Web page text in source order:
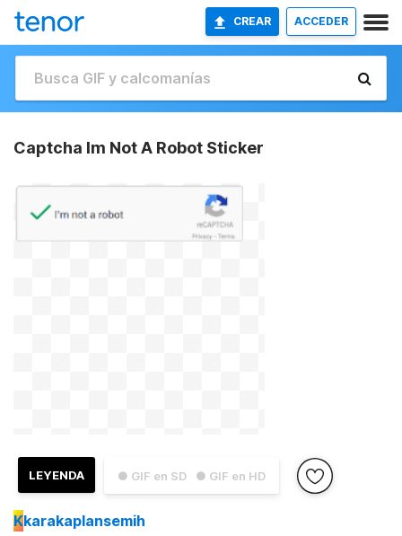
CREAR ACCEDER
Captcha Im Not A Robot Sticker
● GIF en SD ● GIF en HD
LEYENDA
Kkarakaplansemih